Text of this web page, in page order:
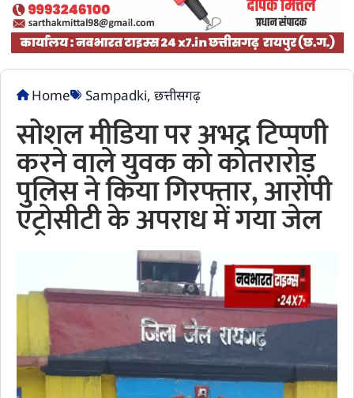
Home Sampadki, छत्तीसगढ़
सोशल मीडिया पर अभद्र टिप्पणी
करने वाले युवक को कोतरारोड़
पुलिस ने किया गिरफ्तार, आरोपी
एट्रोसीटी के अपराध में गया जेल